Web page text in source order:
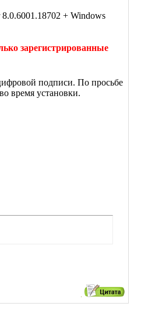
+ Windows
зарегистрированные
подписи. По просьбе
время установки.